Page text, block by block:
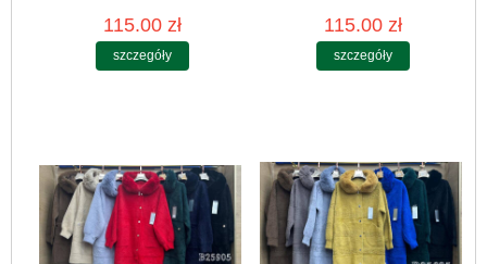
115.00 zł
szczegóły
115.00 zł
szczegóły